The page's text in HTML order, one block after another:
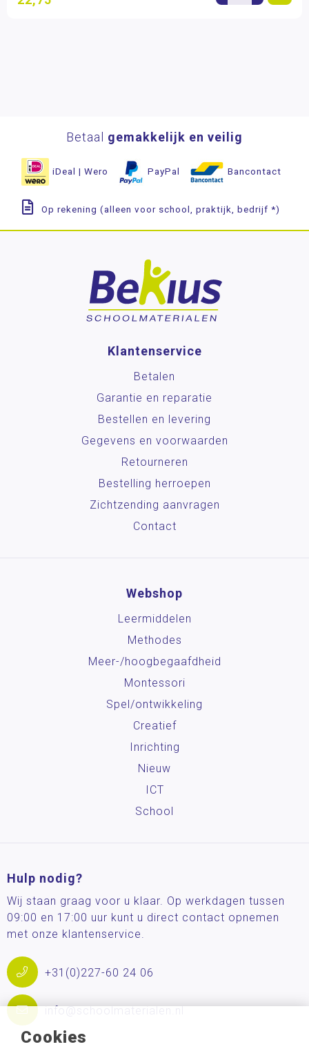
Cookies
Betaal gemakkelijk en veilig
iDeal | Wero PayPal Bancontact
Op rekening (alleen voor school, praktijk, bedrijf *)
Klantenservice
Betalen
Garantie en reparatie
Bestellen en levering
Gegevens en voorwaarden
Retourneren
Bestelling herroepen
Zichtzending aanvragen
Contact
Webshop
Leermiddelen
Methodes
Meer-/hoog­begaafdheid
Montessori
Spel/ontwikkeling
Creatief
Inrichting
Nieuw
ICT
School
Hulp nodig?
Wij staan graag voor u klaar. Op werkdagen tussen
09:00 en 17:00 uur kunt u direct contact opnemen
met onze klantenservice.
+31(0)227-60 24 06